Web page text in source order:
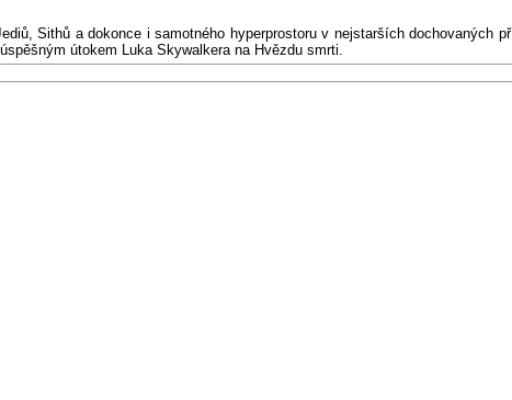
Sithů a dokonce i samotného hyperprostoru v nejstarších dochovaných
útokem Luka Skywalkera na Hvězdu smrti.